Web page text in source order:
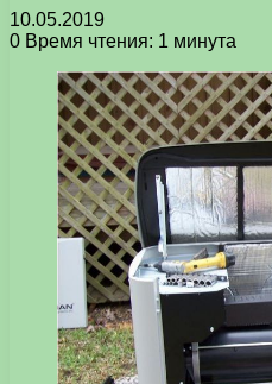
10.05.2019
0 Время чтения: 1 минута